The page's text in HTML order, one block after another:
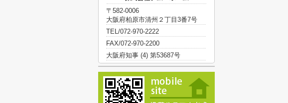
〒582-0006
大阪府柏原市清州２丁目3番7号
TEL/072-970-2222
FAX/072-970-2200
大阪府知事 (4) 第53687号